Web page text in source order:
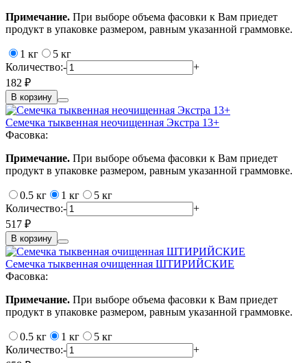
Примечание. При выборе объема фасовки к Вам приедет
продукт в упаковке размером, равным указанной граммовке.
1 кг
5 кг
Количество:-
+
182 ₽
В корзину
Семечка тыквенная неочищенная Экстра 13+
Фасовка:
Примечание. При выборе объема фасовки к Вам приедет
продукт в упаковке размером, равным указанной граммовке.
0.5 кг 1 кг
5 кг
Количество:-
+
517 ₽
В корзину
Семечка тыквенная очищенная ШТИРИЙСКИЕ
Фасовка:
Примечание. При выборе объема фасовки к Вам приедет
продукт в упаковке размером, равным указанной граммовке.
0.5 кг 1 кг
5 кг
Количество:-
+